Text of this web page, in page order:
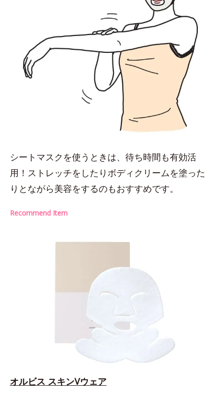
シートマスクを使うときは、待ち時間も有効活
用！ストレッチをしたりボディクリームを塗った
りとながら美容をするのもおすすめです。
Recommend Item
オルビス スキンVウェア